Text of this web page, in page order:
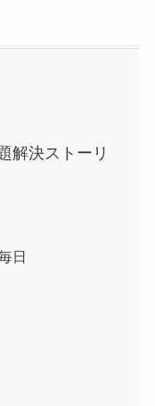
解決ストーリ
日